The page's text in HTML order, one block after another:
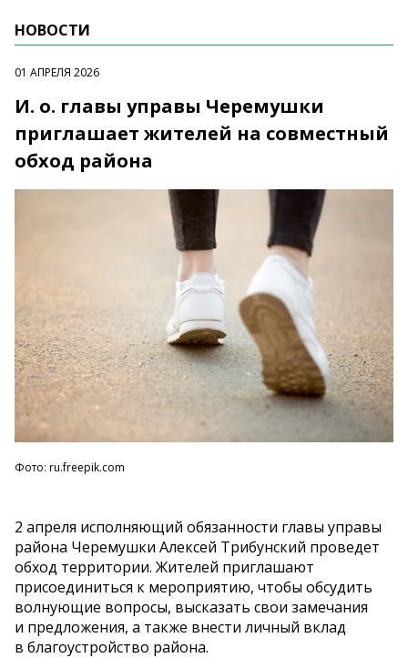
НОВОСТИ
01 АПРЕЛЯ 2026
И. о. главы управы Черемушки
приглашает жителей на совместный
обход района
Фото: ru.freepik.com
2 апреля исполняющий обязанности главы управы
района Черемушки Алексей Трибунский проведет
обход территории. Жителей приглашают
присоединиться к мероприятию, чтобы обсудить
волнующие вопросы, высказать свои замечания
и предложения, а также внести личный вклад
в благоустройство района.